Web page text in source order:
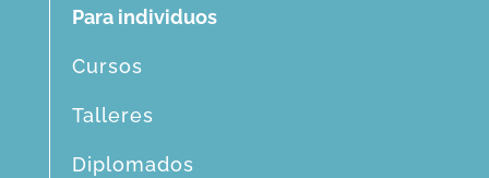
Para individuos
Cursos
Talleres
Diplomados